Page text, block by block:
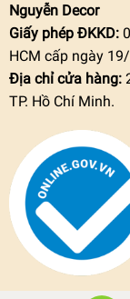
Nguyễn Decor
Giấy phép ĐKKD:
HCM cấp ngày
Địa chỉ cửa hàng:
TP. Hồ Chí Minh.